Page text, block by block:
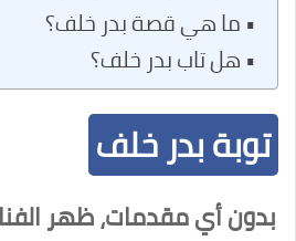
ما هي قصة بدر خلف؟
هل تاب بدر خلف؟
توبة بدر خلف
بدون أي مقدمات، ظهر